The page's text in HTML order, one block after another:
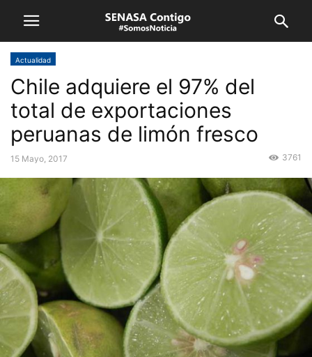
Actualidad
Chile adquiere el 97% del
total de exportaciones
peruanas de limón fresco
15 Mayo, 2017 3761